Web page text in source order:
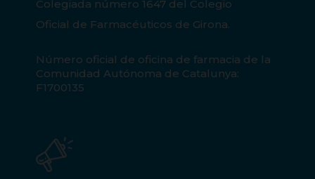
Colegiada número 1647 del Colegio
Oficial de Farmacéuticos de Girona.
Número oficial de oficina de farmacia de la
Comunidad Autónoma de Catalunya:
F1700135